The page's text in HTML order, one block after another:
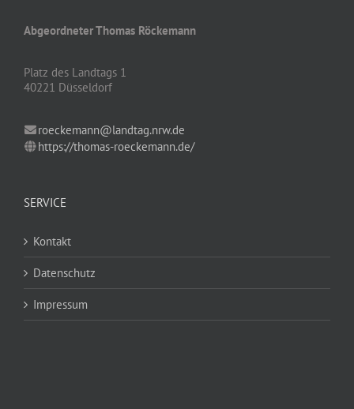
Abgeordneter Thomas Röckemann
Platz des Landtags 1
40221 Düsseldorf
roeckemann@landtag.nrw.de
https://thomas-roeckemann.de/
SERVICE
Kontakt
Datenschutz
Impressum